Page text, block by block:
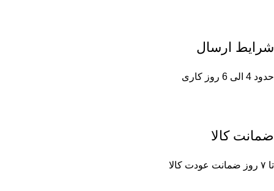
شرایط ارسال
حدود 4 الی 6 روز کاری
ضمانت کالا
تا ۷ روز ضمانت عودت کالا